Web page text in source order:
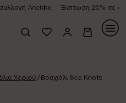
Anekke Έκπτωση 20% σε
Χεριού / Βραχιόλι Sea Knots